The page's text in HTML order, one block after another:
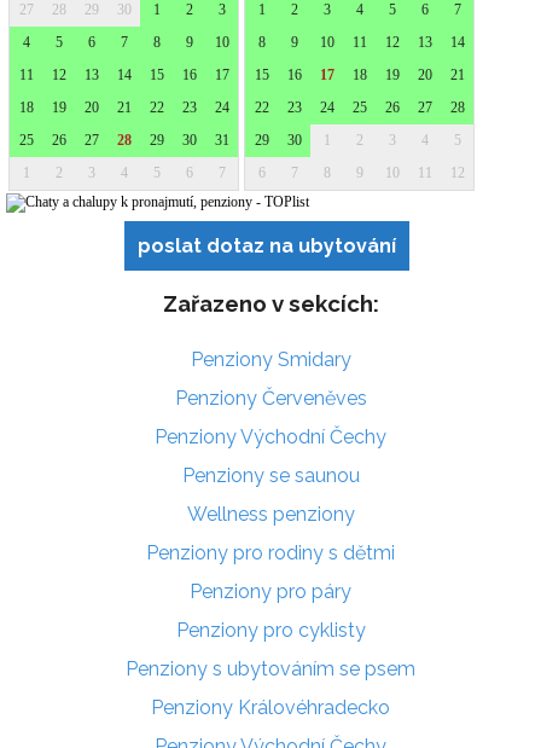
poslat dotaz na ubytování
Zařazeno v sekcích:
Penziony Smidary
Penziony Červeněves
Penziony Východní Čechy
Penziony se saunou
Wellness penziony
Penziony pro rodiny s dětmi
Penziony pro páry
Penziony pro cyklisty
Penziony s ubytováním se psem
Penziony Královéhradecko